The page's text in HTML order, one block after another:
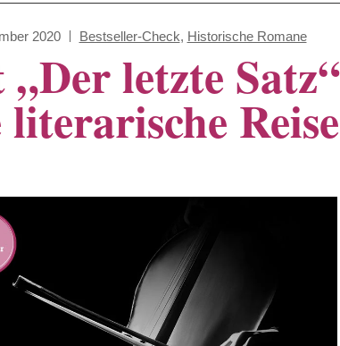
2020 Bestseller-Check, Historische Romane
letzte
Reise